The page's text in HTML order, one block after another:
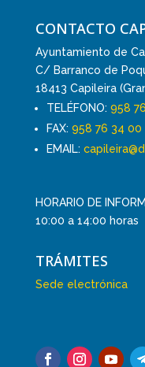
CONTACTO
Ayuntamiento de
C/ Barranco de
18413 Capileira
TELÉFONO: 958
FAX: 958 76 34 00
EMAIL:
HORARIO DE
10:00 a 14:00 horas
TRÁMITES
Sede electrónica